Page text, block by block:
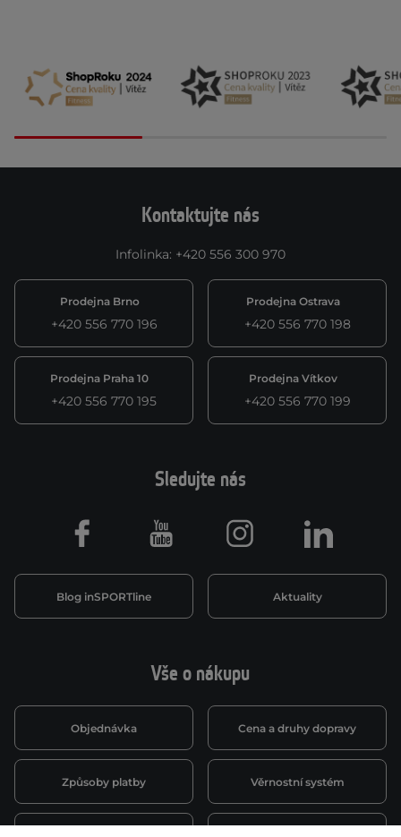
Kontaktujte nás
Infolinka: +420 556 300 970
Prodejna Brno
+420 556 770 196
Prodejna Ostrava
+420 556 770 198
Prodejna Praha 10
+420 556 770 195
Prodejna Vítkov
+420 556 770 199
Vše o nákupu
Objednávka Cena a druhy dopravy
Způsoby platby Věrnostní systém
Sledujte nás
Blog inSPORTline Aktuality
Facebook Youtube Instagram LinkedIn